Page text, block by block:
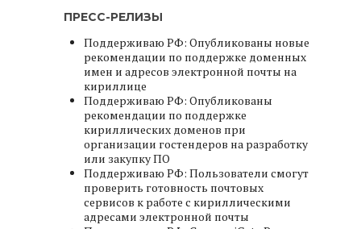
ПРЕСС-РЕЛИЗЫ
Поддерживаю РФ: Опубликованы новые
рекомендации по поддержке доменных
имен и адресов электронной почты на
кириллице
Поддерживаю РФ: Опубликованы
рекомендации по поддержке
кириллических доменов при
организации гостендеров на разработку
или закупку ПО
Поддерживаю РФ: Пользователи смогут
проверить готовность почтовых
сервисов к работе с кириллическими
адресами электронной почты